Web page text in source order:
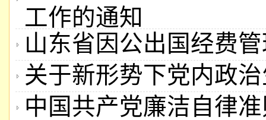
工作的通知
山东省因公出国经费
关于新形势下党内政
中国共产党廉洁自律